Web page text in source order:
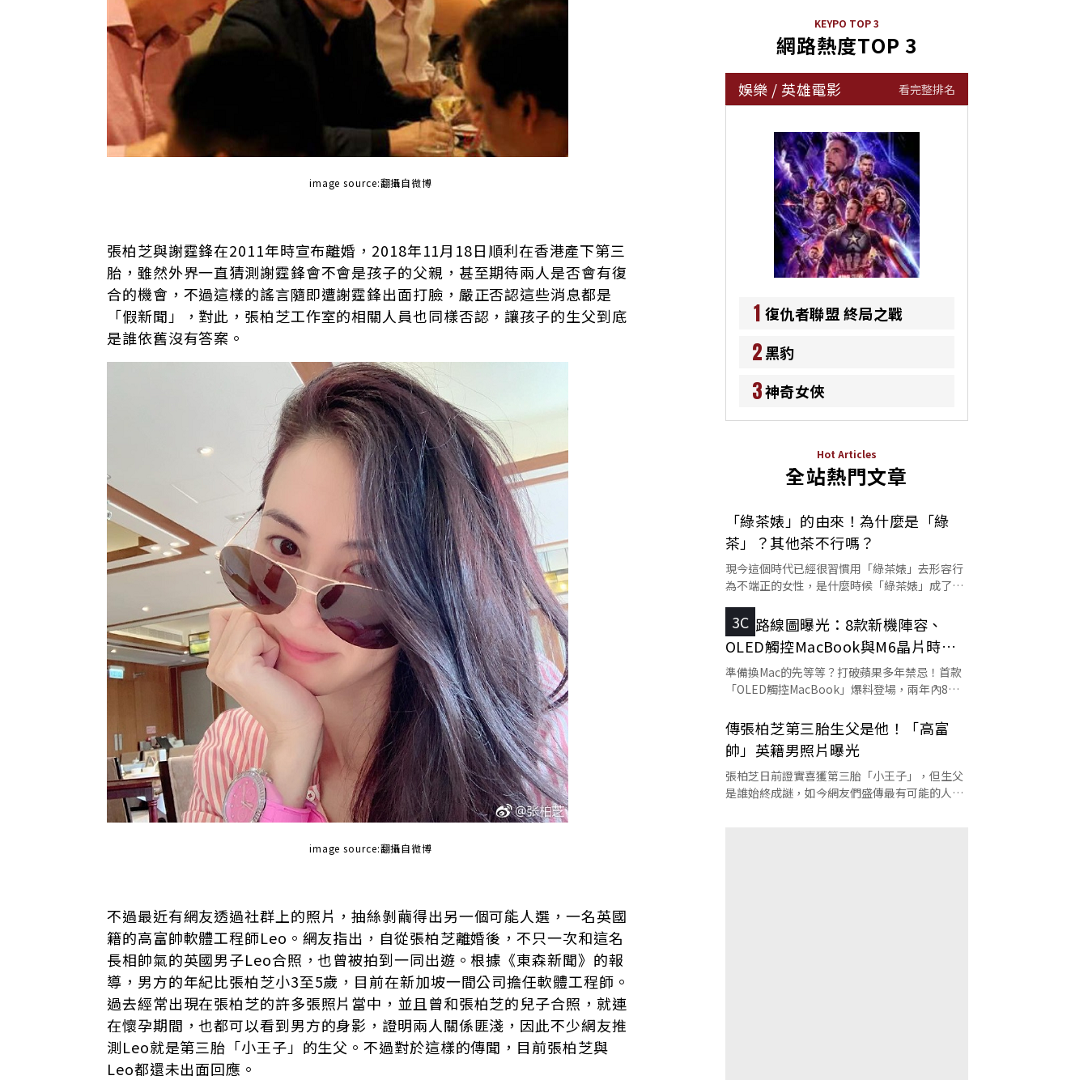
image source:翻攝自微博
張柏芝與謝霆鋒在2011年時宣布離婚，2018年11月18日順利在香港產下第三
胎，雖然外界一直猜測謝霆鋒會不會是孩子的父親，甚至期待兩人是否會有復
合的機會，不過這樣的謠言隨即遭謝霆鋒出面打臉，嚴正否認這些消息都是
「假新聞」，對此，張柏芝工作室的相關人員也同樣否認，讓孩子的生父到底
是誰依舊沒有答案。
image source:翻攝自微博
不過最近有網友透過社群上的照片，抽絲剝繭得出另一個可能人選，一名英國
籍的高富帥軟體工程師Leo。網友指出，自從張柏芝離婚後，不只一次和這名
長相帥氣的英國男子Leo合照，也曾被拍到一同出遊。根據《東森新聞》的報
導，男方的年紀比張柏芝小3至5歲，目前在新加坡一間公司擔任軟體工程師。
過去經常出現在張柏芝的許多張照片當中，並且曾和張柏芝的兒子合照，就連
在懷孕期間，也都可以看到男方的身影，證明兩人關係匪淺，因此不少網友推
測Leo就是第三胎「小王子」的生父。不過對於這樣的傳聞，目前張柏芝與
Leo都還未出面回應。
KEYPO TOP 3
網路熱度TOP 3
娛樂 / 英雄電影 看完整排名
1 復仇者聯盟 終局之戰
2黑豹
3神奇女俠
Hot Articles
全站熱門文章
「綠茶婊」的由來！為什麼是「綠
茶」？其他茶不行嗎？
現今這個時代已經很習慣用「綠茶婊」去形容行
為不端正的女性，是什麼時候「綠茶婊」成了罵
3C
蘋果路線圖曝光：8款新機陣容、
OLED觸控MacBook與M6晶片時程
一次看
準備換Mac的先等等？打破蘋果多年禁忌！首款
「OLED觸控MacBook」爆料登場，兩年內8款
傳張柏芝第三胎生父是他！「高富
帥」英籍男照片曝光
張柏芝日前證實喜獲第三胎「小王子」，但生父
是誰始終成謎，如今網友們盛傳最有可能的人選